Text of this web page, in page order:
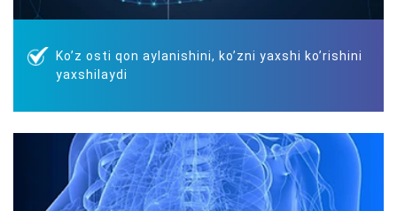
Koʼz osti qon aylanishini, koʼzni yaxshi koʼrishini
yaxshilaydi